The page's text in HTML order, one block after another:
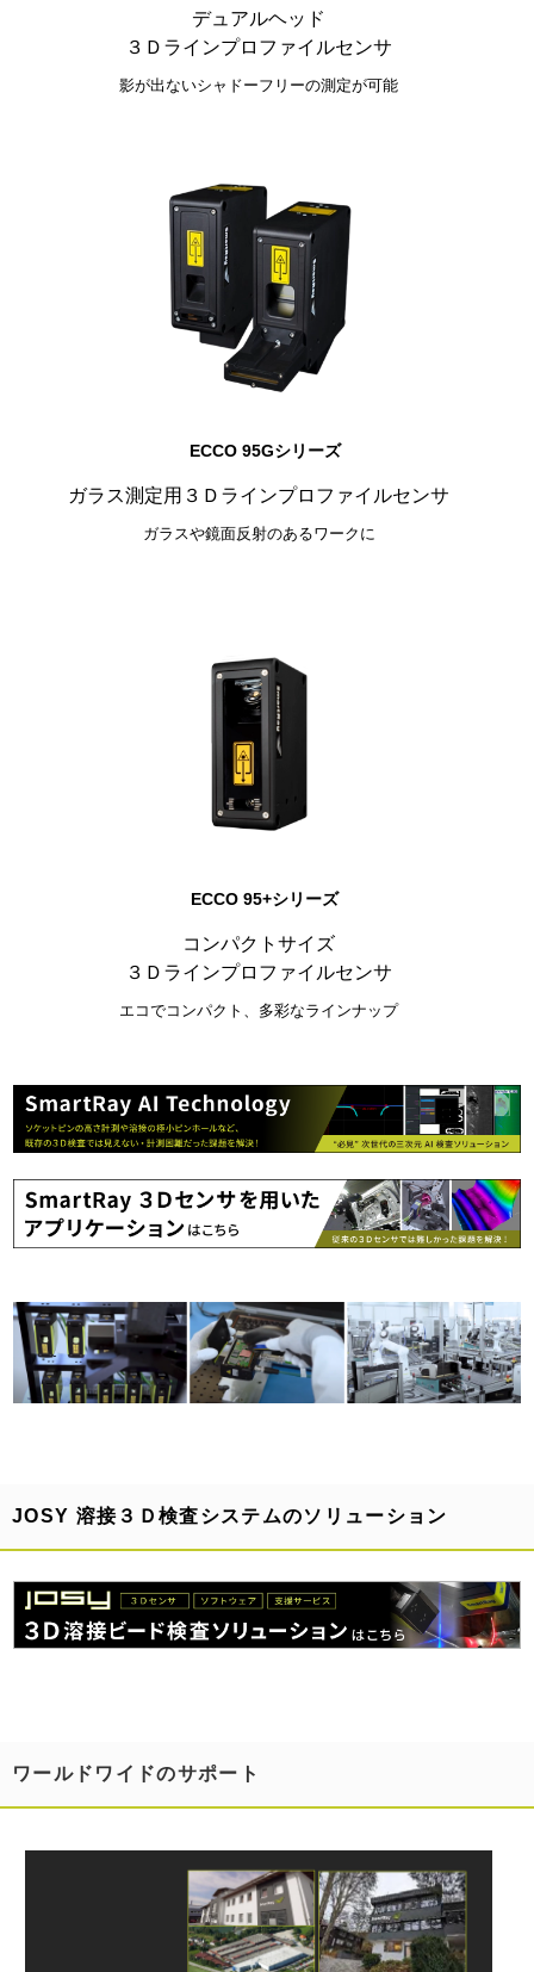
デュアルヘッド
３Ｄラインプロファイルセンサ
影が出ないシャドーフリーの測定が可能
ECCO 95Gシリーズ
ガラス測定用 ３Ｄラインプロファイルセンサ
ガラスや鏡面反射のあるワークに
ECCO 95+シリーズ
コンパクトサイズ
３Ｄラインプロファイルセンサ
エコでコンパクト、多彩なラインナップ
JOSY 溶接３Ｄ検査システムのソリューション
ワールドワイドのサポート